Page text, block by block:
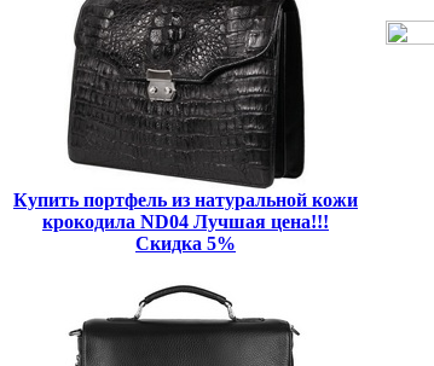
Купить портфель из натуральной кожи
крокодила ND04 Лучшая цена!!!
Скидка 5%